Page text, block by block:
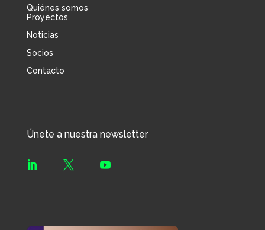
Quiénes somos
Proyectos
Noticias
Socios
Contacto
Únete a nuestra newsletter
  